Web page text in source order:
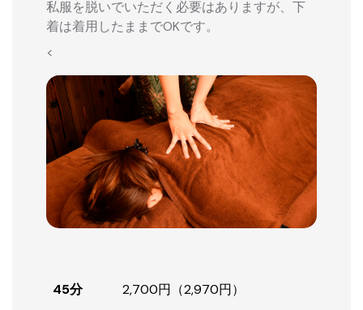
私服を脱いでいただく必要はありますが、下
着は着用したままでOKです。
<
45分 2,700円（2,970円）